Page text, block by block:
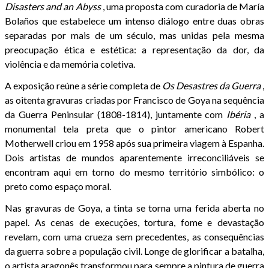
Disasters and an Abyss, uma proposta com curadoria de María
Bolaños que estabelece um intenso diálogo entre duas obras
separadas por mais de um século, mas unidas pela mesma
preocupação ética e estética: a representação da dor, da
violência e da memória coletiva.
A exposição reúne a série completa de Os Desastres da Guerra,
as oitenta gravuras criadas por Francisco de Goya na sequência
da Guerra Peninsular (1808-1814), juntamente com Ibéria, a
monumental tela preta que o pintor americano Robert
Motherwell criou em 1958 após sua primeira viagem à Espanha.
Dois artistas de mundos aparentemente irreconciliáveis se
encontram aqui em torno do mesmo território simbólico: o
preto como espaço moral.
Nas gravuras de Goya, a tinta se torna uma ferida aberta no
papel. As cenas de execuções, tortura, fome e devastação
revelam, com uma crueza sem precedentes, as consequências
da guerra sobre a população civil. Longe de glorificar a batalha,
o artista aragonês transformou para sempre a pintura de guerra